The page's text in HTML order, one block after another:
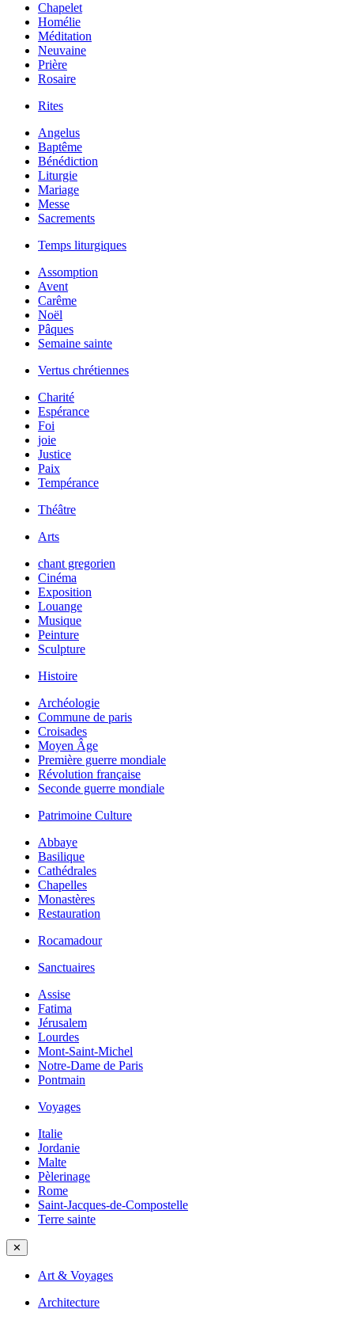
Chapelet
Homélie
Méditation
Neuvaine
Prière
Rosaire
Rites
Angelus
Baptême
Bénédiction
Liturgie
Mariage
Messe
Sacrements
Temps liturgiques
Assomption
Avent
Carême
Noël
Pâques
Semaine sainte
Vertus chrétiennes
Charité
Espérance
Foi
joie
Justice
Paix
Tempérance
Théâtre
Arts
chant gregorien
Cinéma
Exposition
Louange
Musique
Peinture
Sculpture
Histoire
Archéologie
Commune de paris
Croisades
Moyen Âge
Première guerre mondiale
Révolution française
Seconde guerre mondiale
Patrimoine Culture
Abbaye
Basilique
Cathédrales
Chapelles
Monastères
Restauration
Rocamadour
Sanctuaires
Assise
Fatima
Jérusalem
Lourdes
Mont-Saint-Michel
Notre-Dame de Paris
Pontmain
Voyages
Italie
Jordanie
Malte
Pèlerinage
Rome
Saint-Jacques-de-Compostelle
Terre sainte
✕
Art & Voyages
Architecture